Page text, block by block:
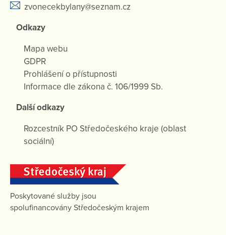
zvonecekbylany@seznam.cz
Odkazy
Mapa webu
GDPR
Prohlášení o přístupnosti
Informace dle zákona č. 106/1999 Sb.
Další odkazy
Rozcestník PO Středočeského kraje (oblast
sociální)
Poskytované služby jsou
spolufinancovány Středočeským krajem